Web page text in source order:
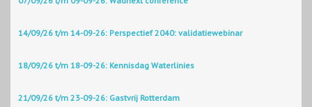
14/09/26 t/m 14-09-26: Perspectief 2040: validatiewebinar
18/09/26 t/m 18-09-26: Kennisdag Waterlinies
21/09/26 t/m 23-09-26: Gastvrij Rotterdam